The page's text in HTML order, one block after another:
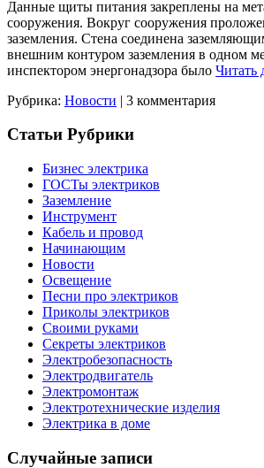
Данные щиты питания закреплены на
сооружения. Вокруг сооружения
заземления. Стена соединена
внешним контуром заземления в одном
инспектором энергонадзора было Читать
Рубрика: Новости | 3 комментария
Статьи Рубрики
Бизнес электрика
ГОСТы электриков
Заземление
Инструмент
Кабель и провод
Начинающим
Новости
Освещение
Песни про электриков
Приколы электриков
Своими руками
Секреты электриков
Электробезопасность
Электродвигатель
Электромонтаж
Электротехнические изделия
Электрика в доме
Случайные записи